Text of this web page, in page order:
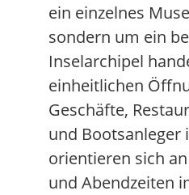
ein einzelnes
sondern um ein
Inselarchipel
einheitlichen
Geschäfte,
und Bootsanleger
orientieren sich
und Abendzeiten